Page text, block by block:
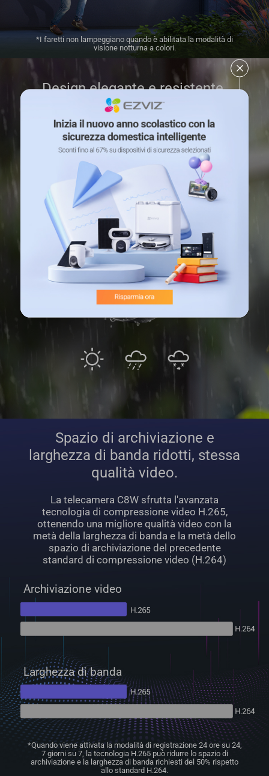
*I faretti non lampeggiano quando è abilitata la modalità di
visione notturna a colori.
Design elegante e resistente.
Dì addio agli oggetti ingombranti. Con il suo
elegante design, la telecamera C8W può
adattarsi perfettamente a qualsiasi casa.
Inoltre, è resistente alle intemperie per offrire
prestazioni di lunga durata anche in condizioni
meteorologiche avverse.
Spazio di archiviazione e
larghezza di banda ridotti, stessa
qualità video.
La telecamera C8W sfrutta l'avanzata
tecnologia di compressione video H.265,
ottenendo una migliore qualità video con la
metà della larghezza di banda e la metà dello
spazio di archiviazione del precedente
standard di compressione video (H.264)
Archiviazione video
Larghezza di banda
*Quando viene attivata la modalità di registrazione 24 ore su 24,
7 giorni su 7, la tecnologia H.265 può ridurre lo spazio di
archiviazione e la larghezza di banda richiesti del 50% rispetto
allo standard H.264.